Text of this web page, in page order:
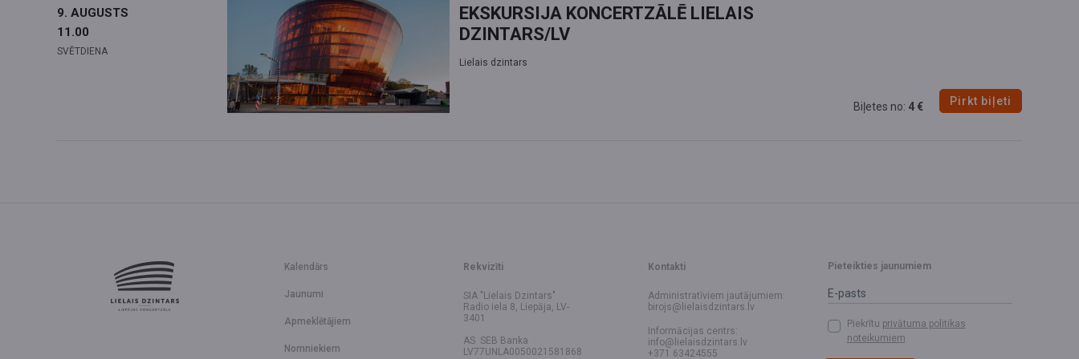
9. AUGUSTS
11.00
SVĒTDIENA
EKSKURSIJA KONCERTZĀLĒ LIELAIS
DZINTARS/LV
Lielais dzintars
Biļetes no: 4 € Pirkt biļeti
Kalendārs
Jaunumi
Apmeklētājiem
Nomniekiem
Rekvizīti
SIA "Lielais Dzintars"
Radio iela 8, Liepāja, LV-
3401
AS SEB Banka
LV77UNLA0050021581868
Kontakti
Administratīviem jautājumiem:
birojs@lielaisdzintars.lv
Informācijas centrs:
info@lielaisdzintars.lv
+371 63424555
Pieteikties jaunumiem
Piekrītu privātuma politikas
noteikumiem